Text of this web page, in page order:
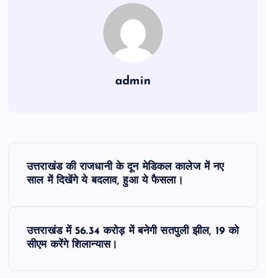
admin
उत्तराखंड की राजधानी के दून मेडिकल कालेज में नए
साल में दिखेंगे ये बदलाव, हुआ ये फैसला।
उत्तराखंड में 56.34 करोड़ में बनेगी सतपुली झील, 19 को
सीएम करेंगे शिलान्यास।